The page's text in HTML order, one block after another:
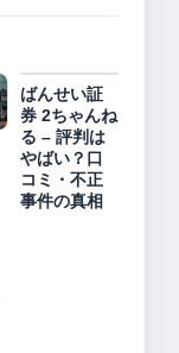
ばんせい証
券 2ちゃんね
る – 評判は
やばい？口
コミ・不正
事件の真相